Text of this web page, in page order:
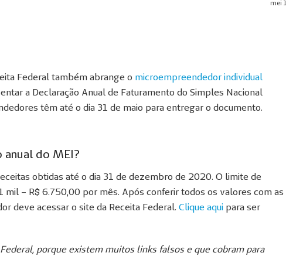
mei 1
Federal também abrange o microempreendedor individual
a Declaração Anual de Faturamento do Simples Nacional
têm até o dia 31 de maio para entregar o documento.
anual do MEI?
obtidas até o dia 31 de dezembro de 2020. O limite de
mil – R$ 6.750,00 por mês. Após conferir todos os valores com as
deve acessar o site da Receita Federal. Clique aqui para ser
porque existem muitos links falsos e que cobram para